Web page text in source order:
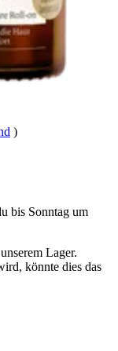
)
bis Sonntag um
Lager.
könnte dies das